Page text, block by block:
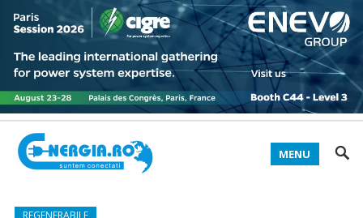
MENU
REGENERABILE